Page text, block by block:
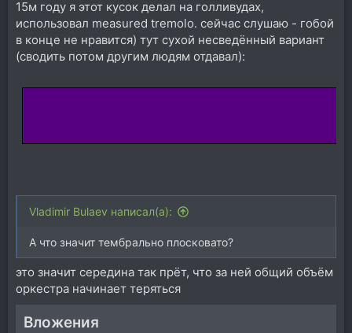
15м году я этот кусок делал на голливудах,
использовал measured tremolo. сейчас слушаю - гобой
в конце не нравится) тут сухой несведённый вариант
(сводить потом другим людям отдавал):
Vladimir Bulaev написал(а):
А что значит тембрально плосковато?
это значит середина так прёт, что за ней общий объём
оркестра начинает теряться
Вложения